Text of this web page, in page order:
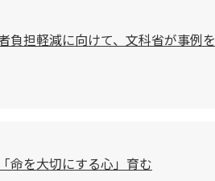
担軽減に向けて、文科省が事例を
命を大切にする心」育む